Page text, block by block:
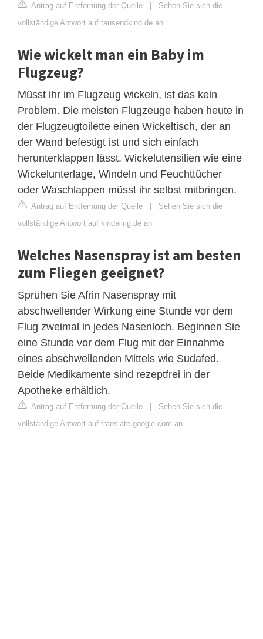
Antrag auf Entfernung der Quelle | Sehen Sie sich die
vollständige Antwort auf tausendkind.de an
Wie wickelt man ein Baby im
Flugzeug?
Müsst ihr im Flugzeug wickeln, ist das kein
Problem. Die meisten Flugzeuge haben heute in
der Flugzeugtoilette einen Wickeltisch, der an
der Wand befestigt ist und sich einfach
herunterklappen lässt. Wickelutensilien wie eine
Wickelunterlage, Windeln und Feuchttücher
oder Waschlappen müsst ihr selbst mitbringen.
Antrag auf Entfernung der Quelle | Sehen Sie sich die
vollständige Antwort auf kindaling.de an
Welches Nasenspray ist am besten
zum Fliegen geeignet?
Sprühen Sie Afrin Nasenspray mit
abschwellender Wirkung eine Stunde vor dem
Flug zweimal in jedes Nasenloch. Beginnen Sie
eine Stunde vor dem Flug mit der Einnahme
eines abschwellenden Mittels wie Sudafed.
Beide Medikamente sind rezeptfrei in der
Apotheke erhältlich.
Antrag auf Entfernung der Quelle | Sehen Sie sich die
vollständige Antwort auf translate.google.com an